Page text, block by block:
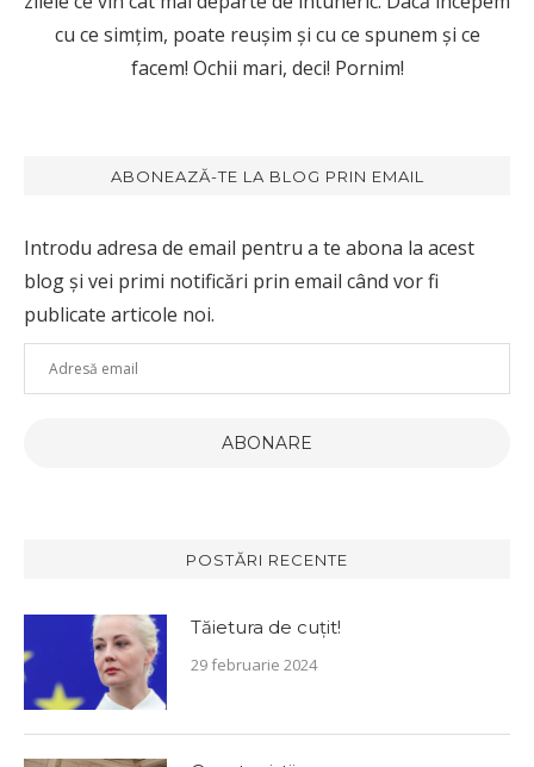
cu ce simțim, poate reușim și cu ce spunem și ce
facem! Ochii mari, deci! Pornim!
ABONEAZĂ-TE LA BLOG PRIN EMAIL
Introdu adresa de email pentru a te abona la acest
blog și vei primi notificări prin email când vor fi
publicate articole noi.
Adresă
ABONARE
POSTĂRI RECENTE
Tăietura de cuțit!
29 februarie 2024